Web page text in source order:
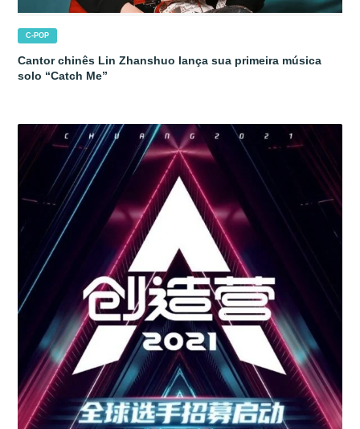
C-POP
Cantor chinês Lin Zhanshuo lança sua primeira música
solo “Catch Me”